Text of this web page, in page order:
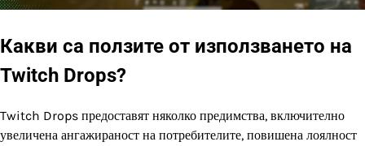
Какви са ползите от използването на
Twitch Drops?
Twitch Drops предоставят няколко предимства, включително
увеличена ангажираност на потребителите, повишена лоялност